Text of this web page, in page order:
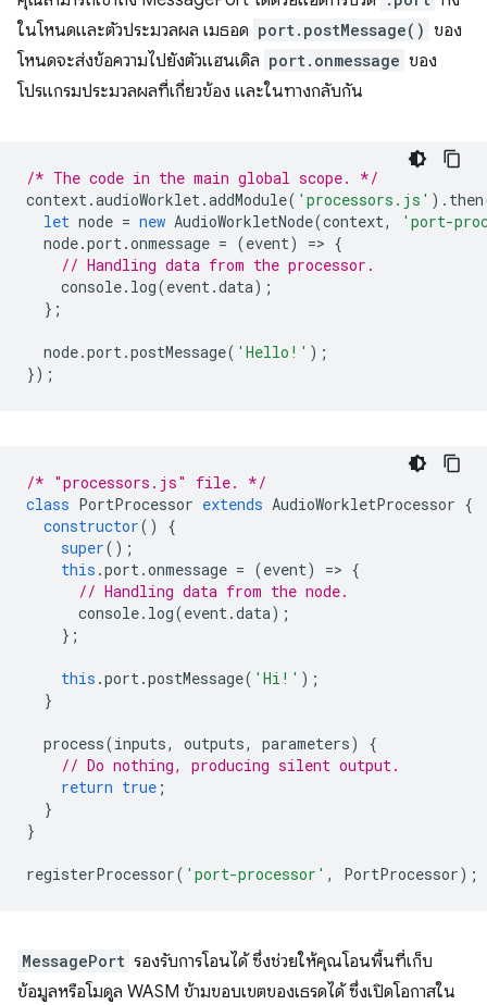
ในโหนดและตัวประมวลผล เมธอด port.postMessage() ของ
โหนดจะส่งข้อความไปยังตัวแฮนเดิล port.onmessage ของ
โปรแกรมประมวลผลที่เกี่ยวข้อง และในทางกลับกัน
/* The code in the main global scope. */
context.audioWorklet.addModule( 'processors.js' ). then
let node = new AudioWorkletNode(context,
'port-
node.port.onmessage = (event) => {
// Handling data from the processor.
console. log(event.data);
};
node.port.postMessage( 'Hello!' );
});
/* "processors.js" file. */
class PortProcessor extends AudioWorkletProcessor {
constructor()
{
super();
this .port.onmessage = (event) => {
// Handling data from the node.
console. log(event.data);
};
this .port.postMessage( 'Hi!' );
}
process(inputs, outputs, parameters)
{
// Do nothing, producing silent output.
return true ;
}
}
registerProcessor( 'port-processor' , PortProcessor);
MessagePort รองรับการโอนได้ ซึ่งช่วยให้คุณโอนพื้นที่เก็บ
ข้อมูลหรือโมดูล WASM ข้ามขอบเขตของเธรดได้ ซึ่งเปิดโอกาสใน